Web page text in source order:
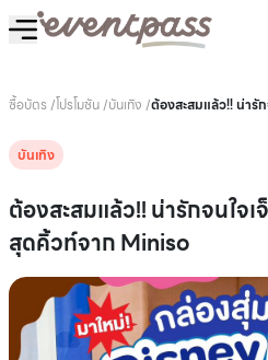
ซื้อบัตร /โปรโมชัน/บันเทิง /ต้องสะสมแล้ว!! น่ารั
บันเทิง
ต้องสะสมแล้ว!! น่ารักจนใจ
สุดคิ้วท์จาก Miniso